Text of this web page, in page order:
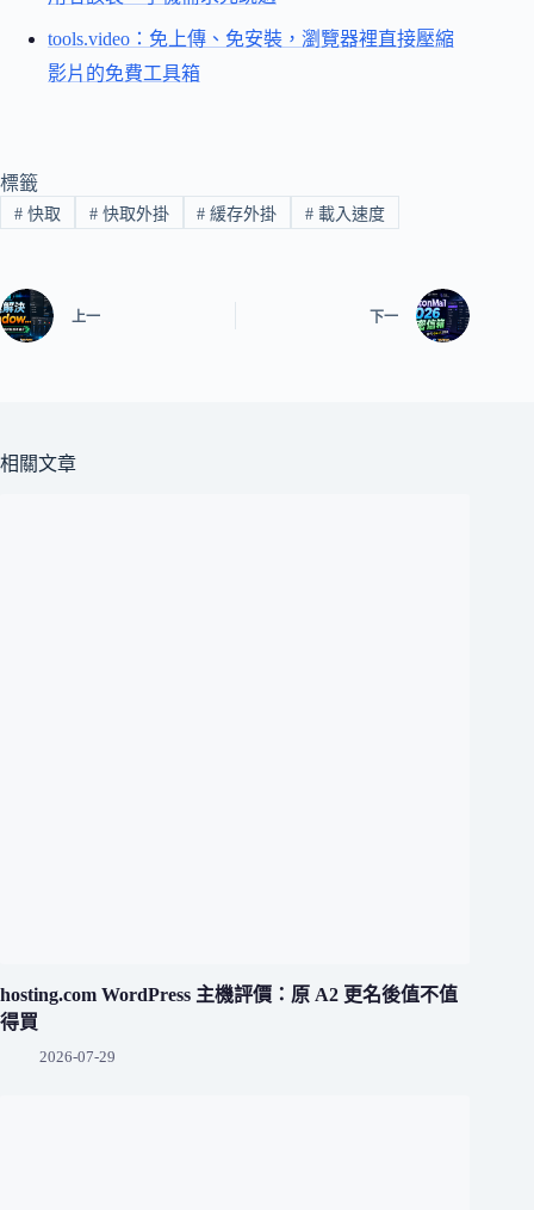
tools.video：免上傳、免安裝，瀏覽器裡直接壓縮
影片的免費工具箱
標籤
#快取 #快取外掛 # 緩存外掛 # 載入速度
上一 下一
相關文章
hosting.com WordPress 主機評價：原 A2 更名後值不值
得買
2026-07-29